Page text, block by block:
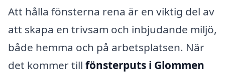
Att hålla fönsterna rena är en viktig del av
att skapa en trivsam och inbjudande miljö,
både hemma och på arbetsplatsen. När
det kommer till fönsterputs i Glommen